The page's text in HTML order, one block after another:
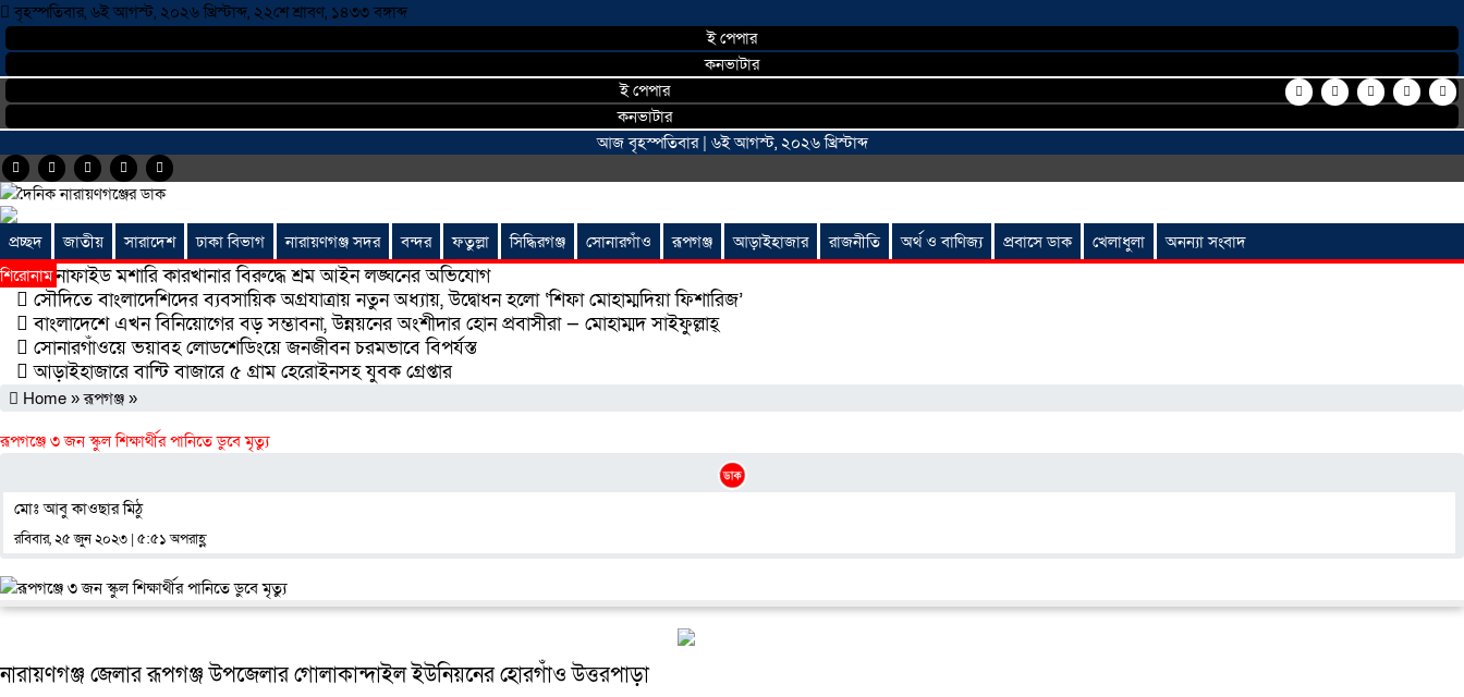
বৃহস্পতিবার, ৬ই আগস্ট, ২০২৬ খ্রিস্টাব্দ, ২২শে শ্রাবণ, ১৪৩৩ বঙ্গাব্দ
ই পেপার
কনভাটার
ই পেপার
কনভাটার
আজ বৃহস্পতিবার | ৬ই আগস্ট, ২০২৬ খ্রিস্টাব্দ
প্রচ্ছদ জাতীয় সারাদেশ ঢাকা বিভাগ নারায়ণগঞ্জ সদর বন্দর ফতুল্লা সিদ্ধিরগঞ্জ সোনারগাঁও রূপগঞ্জ আড়াইহাজার রাজনীতি অর্থ ও বাণিজ্য প্রবাসে ডাক খেলাধুলা
অনন্যা সংবাদ
শিরোনামবোনাফাইড মশারি কারখানার বিরুদ্ধে শ্রম আইন লঙ্ঘনের অভিযোগ
সৌদিতে বাংলাদেশিদের ব্যবসায়িক অগ্রযাত্রায় নতুন অধ্যায়, উদ্বোধন হলো ‘শিফা মোহাম্মদিয়া ফিশারিজ’
বাংলাদেশে এখন বিনিয়োগের বড় সম্ভাবনা, উন্নয়নের অংশীদার হোন প্রবাসীরা — মোহাম্মদ সাইফুল্লাহ্
সোনারগাঁওয়ে ভয়াবহ লোডশেডিংয়ে জনজীবন চরমভাবে বিপর্যস্ত
আড়াইহাজারে বান্টি বাজারে ৫ গ্রাম হেরোইনসহ যুবক গ্রেপ্তার
Home »রূপগঞ্জ »
রূপগঞ্জে ৩ জন স্কুল শিক্ষার্থীর পানিতে ডুবে মৃত্যু
মোঃ আবু কাওছার মিঠু
রবিবার, ২৫ জুন ২০২৩ | ৫:৫১ অপরাহ্ণ
নারায়ণগঞ্জ জেলার রূপগঞ্জ উপজেলার গোলাকান্দাইল ইউনিয়নের হোরগাঁও উত্তরপাড়া